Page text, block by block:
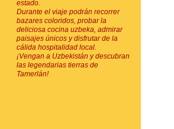
estado.
Durante el viaje podrán recorrer
bazares coloridos, probar la
deliciosa cocina uzbeka, admirar
paisajes únicos y disfrutar de la
cálida hospitalidad local.
¡Vengan a Uzbekistán y descubran
las legendarias tierras de
Tamerlán!